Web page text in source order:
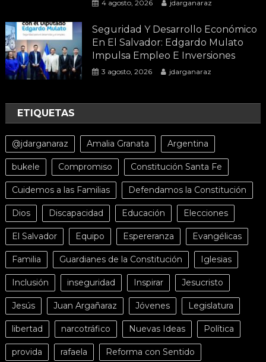
4 agosto, 2026 jdarganaraz
Seguridad Y Desarrollo Económico
En El Salvador: Edgardo Mulato
Impulsa Empleo E Inversiones
3 agosto, 2026 jdarganaraz
ETIQUETAS
@jdarganaraz Amalia Granata Argentina
bukele Compromiso Constitución Santa Fe
Cuidemos a las Familias Defendamos la Constitución
Dios Discapacidad Educación Elecciones
El Salvador Equipo Espereranza Evangélicas
Familia Guardianes de la Constitución Iglesias
Inclusión inseguridad Inspirar Jesucristo
Jesús Juan Argañaraz Jóvenes Legislatura
libertad narcotráfico Nuevas Ideas Política
provida rafaela Reforma con Sentido